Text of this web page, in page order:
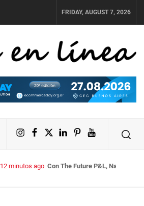
FRIDAY, AUGUST 7, 2026
Instagram
Facebook
X LinkedIn
PinterestYouTube
12 minutos ago Con The Future P&L, Natura